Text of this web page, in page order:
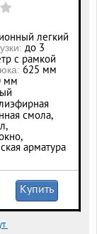
легкий
до 3
с рамкой
625 мм
мм
смола,
арматура
Купить